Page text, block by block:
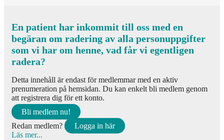
En patient har inkommit till oss med en
begäran om radering av alla personuppgifter
som vi har om henne, vad får vi egentligen
radera?
Detta innehåll är endast för medlemmar med en aktiv
prenumeration på hemsidan. Du kan enkelt bli medlem genom
att registrera dig för ett konto.
Bli medlem nu!
Redan medlem?
Logga in här
Läs mer...